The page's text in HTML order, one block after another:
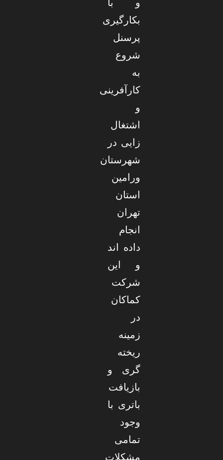
و با
بکارگیری
پرسنل
شروع
به
کارآفرینی
و
اشتغال
زایی در
شهرستان
ورامین
استان
تهران
انجام
داده اند
و این
شرکت
کماکان
در
زمینه
ریخته
گری و
بازیافت
باتری با
وجود
تمامی
مشکلات